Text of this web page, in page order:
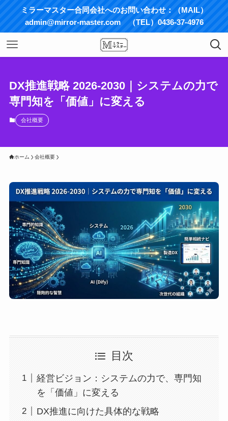
ミラーマスター合同会社へのお問い合わせ：（MAIL）
admin@mirror-master.com （TEL）0436-37-4976
DX推進戦略 2026-2030｜システムの力で
専門知を「価値」に変える
会社概要
ホーム 会社概要
目次
経営ビジョン：システムの力で、専門知
を「価値」に変える
DX推進に向けた具体的な戦略